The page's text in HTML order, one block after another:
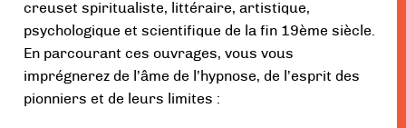
creuset spiritualiste, littéraire, artistique,
psychologique et scientifique de la fin 19ème siècle.
En parcourant ces ouvrages, vous vous
imprégnerez de l’âme de l’hypnose, de l’esprit des
pionniers et de leurs limites :